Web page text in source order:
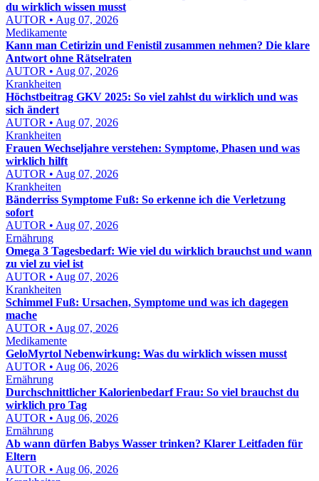
du wirklich wissen musst
AUTOR • Aug 07, 2026
Medikamente
Kann man Cetirizin und Fenistil zusammen nehmen? Die klare
Antwort ohne Rätselraten
AUTOR • Aug 07, 2026
Krankheiten
Höchstbeitrag GKV 2025: So viel zahlst du wirklich und was
sich ändert
AUTOR • Aug 07, 2026
Krankheiten
Frauen Wechseljahre verstehen: Symptome, Phasen und was
wirklich hilft
AUTOR • Aug 07, 2026
Krankheiten
Bänderriss Symptome Fuß: So erkenne ich die Verletzung
sofort
AUTOR • Aug 07, 2026
Ernährung
Omega 3 Tagesbedarf: Wie viel du wirklich brauchst und wann
zu viel zu viel ist
AUTOR • Aug 07, 2026
Krankheiten
Schimmel Fuß: Ursachen, Symptome und was ich dagegen
mache
AUTOR • Aug 07, 2026
Medikamente
GeloMyrtol Nebenwirkung: Was du wirklich wissen musst
AUTOR • Aug 06, 2026
Ernährung
Durchschnittlicher Kalorienbedarf Frau: So viel brauchst du
wirklich pro Tag
AUTOR • Aug 06, 2026
Ernährung
Ab wann dürfen Babys Wasser trinken? Klarer Leitfaden für
Eltern
AUTOR • Aug 06, 2026